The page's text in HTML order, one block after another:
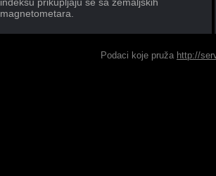
magnetometara.
Podaci koje pruža http://